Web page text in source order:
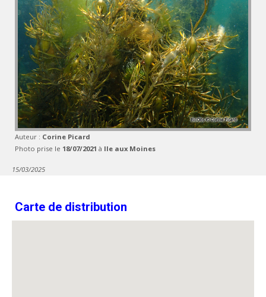
Auteur : Corine Picard
Photo prise le 18/07/2021 à Ile aux Moines
15/03/2025
Carte de distribution